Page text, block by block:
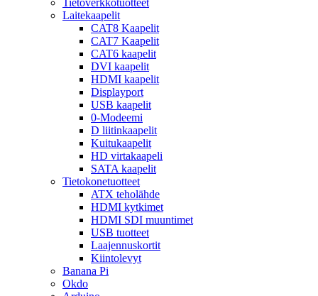
Tietoverkkotuotteet
Laitekaapelit
CAT8 Kaapelit
CAT7 Kaapelit
CAT6 kaapelit
DVI kaapelit
HDMI kaapelit
Displayport
USB kaapelit
0-Modeemi
D liitinkaapelit
Kuitukaapelit
HD virtakaapeli
SATA kaapelit
Tietokonetuotteet
ATX teholähde
HDMI kytkimet
HDMI SDI muuntimet
USB tuotteet
Laajennuskortit
Kiintolevyt
Banana Pi
Okdo